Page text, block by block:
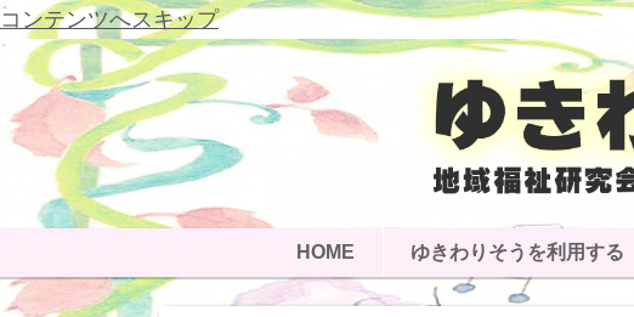
コンテンツへスキップ
HOME ゆきわりそうを利用する